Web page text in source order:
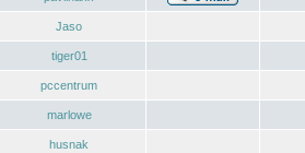
Jaso
tiger01
pccentrum
marlowe
husnak